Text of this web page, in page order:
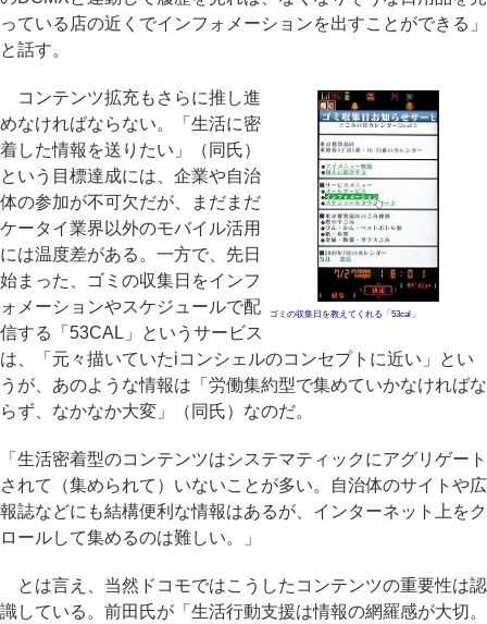
っている店の近くでインフォメーションを出すことができる」
と話す。
ゴミの収集日を教えてくれる「53cal」
コンテンツ拡充もさらに推し進
めなければならない。「生活に密
着した情報を送りたい」（同氏）
という目標達成には、企業や自治
体の参加が不可欠だが、まだまだ
ケータイ業界以外のモバイル活用
には温度差がある。一方で、先日
始まった、ゴミの収集日をインフ
ォメーションやスケジュールで配
信する「53CAL」というサービス
は、「元々描いていたiコンシェルのコンセプトに近い」とい
うが、あのような情報は「労働集約型で集めていかなければな
らず、なかなか大変」（同氏）なのだ。
「生活密着型のコンテンツはシステマティックにアグリゲート
されて（集められて）いないことが多い。自治体のサイトや広
報誌などにも結構便利な情報はあるが、インターネット上をク
ロールして集めるのは難しい。」
とは言え、当然ドコモではこうしたコンテンツの重要性は認
識している。前田氏が「生活行動支援は情報の網羅感が大切。